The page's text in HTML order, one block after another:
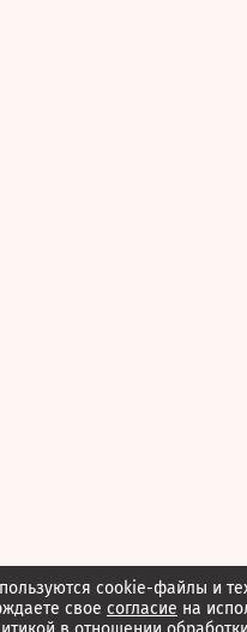
cookie-файлы и
свое согласие на